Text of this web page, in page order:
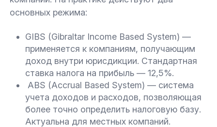
основных режима:
GIBS (Gibraltar Income Based System) —
применяется к компаниям, получающим
доход внутри юрисдикции. Стандартная
ставка налога на прибыль — 12,5%.
ABS (Accrual Based System) — система
учета доходов и расходов, позволяющая
более точно определить налоговую базу.
Актуальна для местных компаний.